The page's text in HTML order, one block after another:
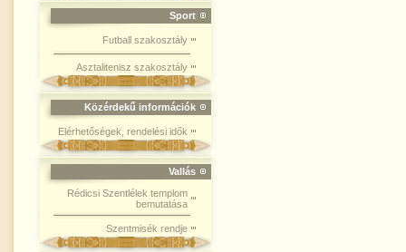
Sport
Futball szakosztály
Asztalitenisz szakosztály
Közérdekű információk
Elérhetőségek, rendelési idők
Vallás
Rédicsi Szentlélek templom
bemutatása
Szentmisék rendje